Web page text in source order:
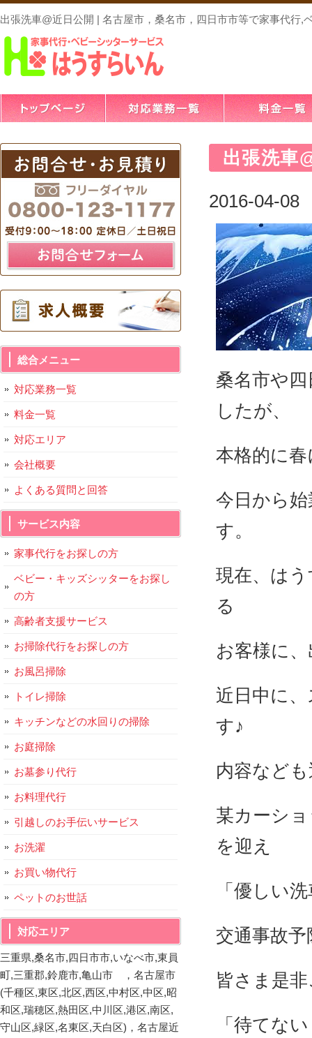
出張洗車@近日公開 | 名古屋市，桑名市，四日市市等で家事代行,
出張洗車
2016-04-08
桑名市や
したが、
本格的に
今日から
す。
現在、は
る
お客様に
近日中に
す♪
内容など
某カーシ
を迎え
「優しい
交通事故
皆さま是
「待てな
総合メニュー
対応業務一覧
料金一覧
対応エリア
会社概要
よくある質問と回答
サービス内容
家事代行をお探しの方
ベビー・キッズシッターをお探し
の方
高齢者支援サービス
お掃除代行をお探しの方
お風呂掃除
トイレ掃除
キッチンなどの水回りの掃除
お庭掃除
お墓参り代行
お料理代行
引越しのお手伝いサービス
お洗濯
お買い物代行
ペットのお世話
対応エリア
三重県,桑名市,四日市市,いなべ市,東員
町,三重郡,鈴鹿市,亀山市 ，名古屋市
(千種区,東区,北区,西区,中村区,中区,昭
和区,瑞穂区,熱田区,中川区,港区,南区,
守山区,緑区,名東区,天白区)，名古屋近